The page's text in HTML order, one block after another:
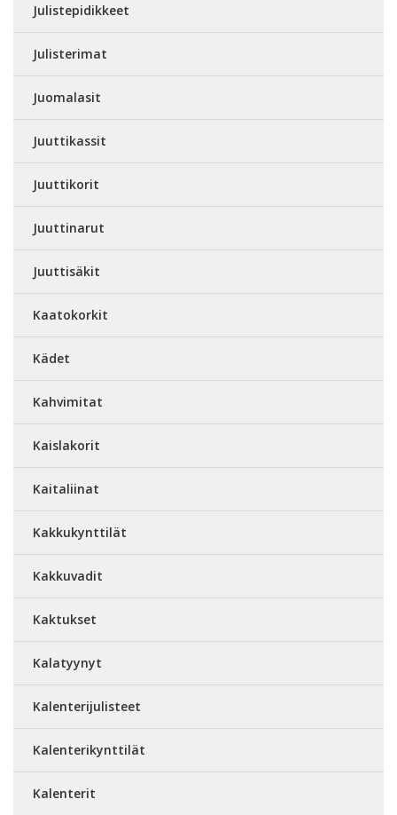
Julistepidikkeet
Julisterimat
Juomalasit
Juuttikassit
Juuttikorit
Juuttinarut
Juuttisäkit
Kaatokorkit
Kädet
Kahvimitat
Kaislakorit
Kaitaliinat
Kakkukynttilät
Kakkuvadit
Kaktukset
Kalatyynyt
Kalenterijulisteet
Kalenterikynttilät
Kalenterit